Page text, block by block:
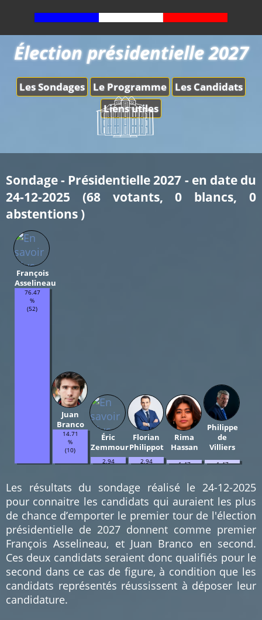
Les Sondages Le Programme
Les Candidats
Liens utiles
Élection présidentielle 2027
Sondage - Présidentielle 2027 - en date du
24-12-2025 (68 votants, 0 blancs, 0
abstentions )
François
Asselineau
76.47
%
(52)
Juan
Branco
14.71
%
(10)
Éric
Zemmour
2.94
Florian
Philippot
2.94
Rima
Hassan
1.47
Philippe
de
Villiers
1.47
Les résultats du sondage réalisé le 24-12-2025
pour connaitre les candidats qui auraient les plus
de chance d’emporter le premier tour de l'élection
présidentielle de 2027 donnent comme premier
François Asselineau, et Juan Branco en second.
Ces deux candidats seraient donc qualifiés pour le
second dans ce cas de figure, à condition que les
candidats représentés réussissent à déposer leur
candidature.